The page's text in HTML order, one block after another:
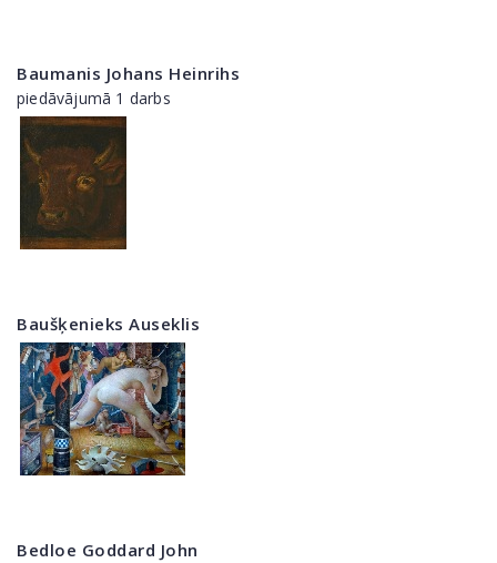
Baumanis Johans Heinrihs
piedāvājumā 1 darbs
Baušķenieks Auseklis
Bedloe Goddard John